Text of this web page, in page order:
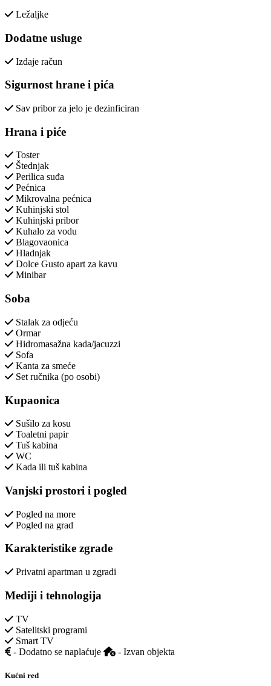
Ležaljke
Dodatne usluge
Izdaje račun
Sigurnost hrane i pića
Sav pribor za jelo je dezinficiran
Hrana i piće
Toster
Štednjak
Perilica suđa
Pećnica
Mikrovalna pećnica
Kuhinjski stol
Kuhinjski pribor
Kuhalo za vodu
Blagovaonica
Hladnjak
Dolce Gusto apart za kavu
Minibar
Soba
Stalak za odjeću
Ormar
Hidromasažna kada/jacuzzi
Sofa
Kanta za smeće
Set ručnika (po osobi)
Kupaonica
Sušilo za kosu
Toaletni papir
Tuš kabina
WC
Kada ili tuš kabina
Vanjski prostori i pogled
Pogled na more
Pogled na grad
Karakteristike zgrade
Privatni apartman u zgradi
Mediji i tehnologija
TV
Satelitski programi
Smart TV
- Dodatno se naplaćuje
- Izvan objekta
Kućni red